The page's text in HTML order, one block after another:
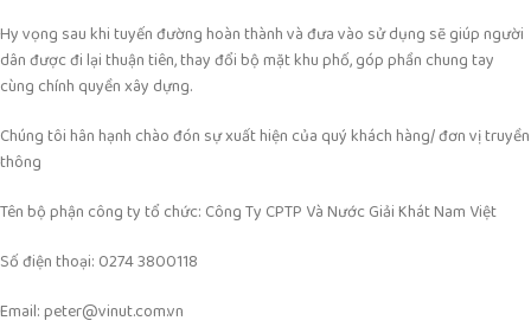
Hy vọng sau khi tuyến đường hoàn thành và đưa vào sử dụng sẽ giúp người
dân được đi lại thuận tiên, thay đổi bộ mặt khu phố, góp phần chung tay
cùng chính quyền xây dựng.
Chúng tôi hân hạnh chào đón sự xuất hiện của quý khách hàng/ đơn vị truyền
thông
Tên bộ phận công ty tổ chức: Công Ty CPTP Và Nước Giải Khát Nam Việt
Số điện thoại: 0274 3800118
Email: peter@vinut.com.vn